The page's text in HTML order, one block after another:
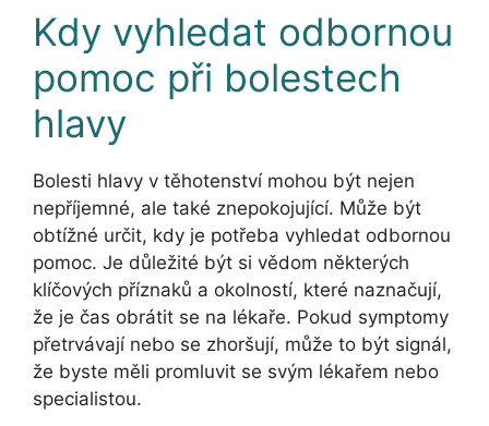
Kdy vyhledat odbornou
pomoc při bolestech
hlavy
Bolesti hlavy v těhotenství mohou být nejen
nepříjemné, ale také znepokojující. Může být
obtížné určit, kdy je potřeba vyhledat odbornou
pomoc. Je důležité být si vědom některých
klíčových příznaků a okolností, které naznačují,
že je čas obrátit se na lékaře. Pokud symptomy
přetrvávají nebo se zhoršují, může to být signál,
že byste měli promluvit se svým lékařem nebo
specialistou.